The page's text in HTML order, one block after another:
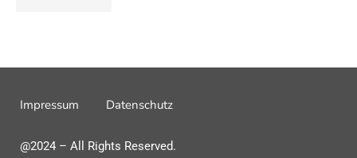
Impressum Datenschutz
@2024 – All Rights Reserved.